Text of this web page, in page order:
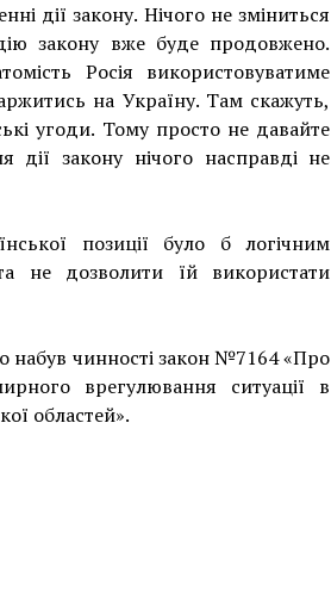
дії закону. Нічого не зміниться
закону вже буде продовжено.
Росія використовуватиме
на Україну. Там скажуть,
угоди. Тому просто не давайте
дії закону нічого насправді не
позиції було б логічним
не дозволити їй використати
набув чинності закон №7164 «Про
врегулювання ситуації в
областей».